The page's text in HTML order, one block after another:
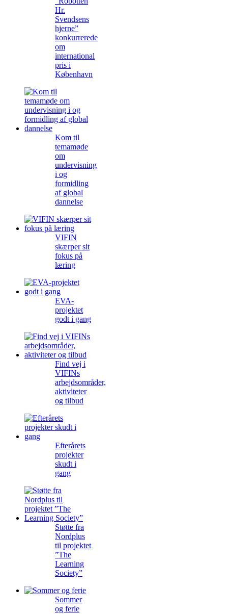
Hr.
Svendsens
hjerne”
konkurrerede
om
international
pris i
København
Kom til
temamøde
om
undervisning
i og
formidling
af global
dannelse
VIFIN
skærper sit
fokus på
læring
EVA-
projektet
godt i gang
Find vej i
VIFINs
arbejdsområder,
aktiviteter
og tilbud
Efterårets
projekter
skudt i
gang
Støtte fra
Nordplus
til projektet
”The
Learning
Society”
Sommer
og ferie